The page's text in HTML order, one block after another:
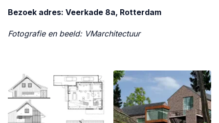
Bezoek adres: Veerkade 8a, Rotterdam
Fotografie en beeld: VMarchitectuur